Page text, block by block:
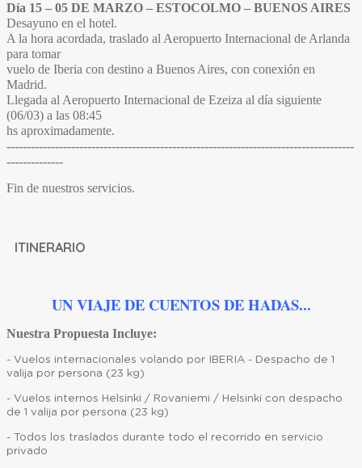
Día 15 – 05 DE MARZO – ESTOCOLMO – BUENOS AIRES
Desayuno en el hotel.
A la hora acordada, traslado al Aeropuerto Internacional de Arlanda
para tomar
vuelo de Iberia con destino a Buenos Aires, con conexión en
Madrid.
Llegada al Aeropuerto Internacional de Ezeiza al día siguiente
(06/03) a las 08:45
hs aproximadamente.
--------------------------------------------------------------------------------------
--------------
Fin de nuestros servicios.
ITINERARIO
UN VIAJE DE CUENTOS DE HADAS...
Nuestra Propuesta Incluye:
- Vuelos internacionales volando por IBERIA - Despacho de 1
valija por persona (23 kg)
- Vuelos internos Helsinki / Rovaniemi / Helsinki con despacho
de 1 valija por persona (23 kg)
- Todos los traslados durante todo el recorrido en servicio
privado